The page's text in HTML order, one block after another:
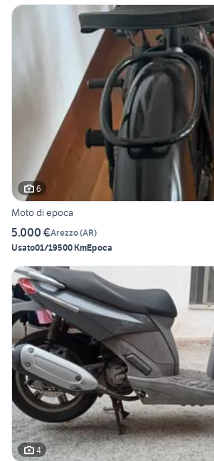
6
Moto di epoca
5.000 €Arezzo(AR)
Usato01/19500 KmEpoca
4